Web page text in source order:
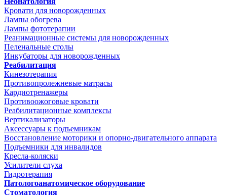
Кровати для новорожденных
Лампы обогрева
Лампы фототерапии
Реанимационные системы для новорожденных
Пеленальные столы
Инкубаторы для новорожденных
Реабилитация
Кинезотерапия
Противопролежневые матрасы
Кардиотренажеры
Противоожоговые кровати
Реабилитационные комплексы
Вертикализаторы
Аксессуары к подъемникам
Восстановление моторики и опорно-двигательного аппарата
Подъемники для инвалидов
Кресла-коляски
Усилители слуха
Гидротерапия
Патологоанатомическое оборудование
Стоматология